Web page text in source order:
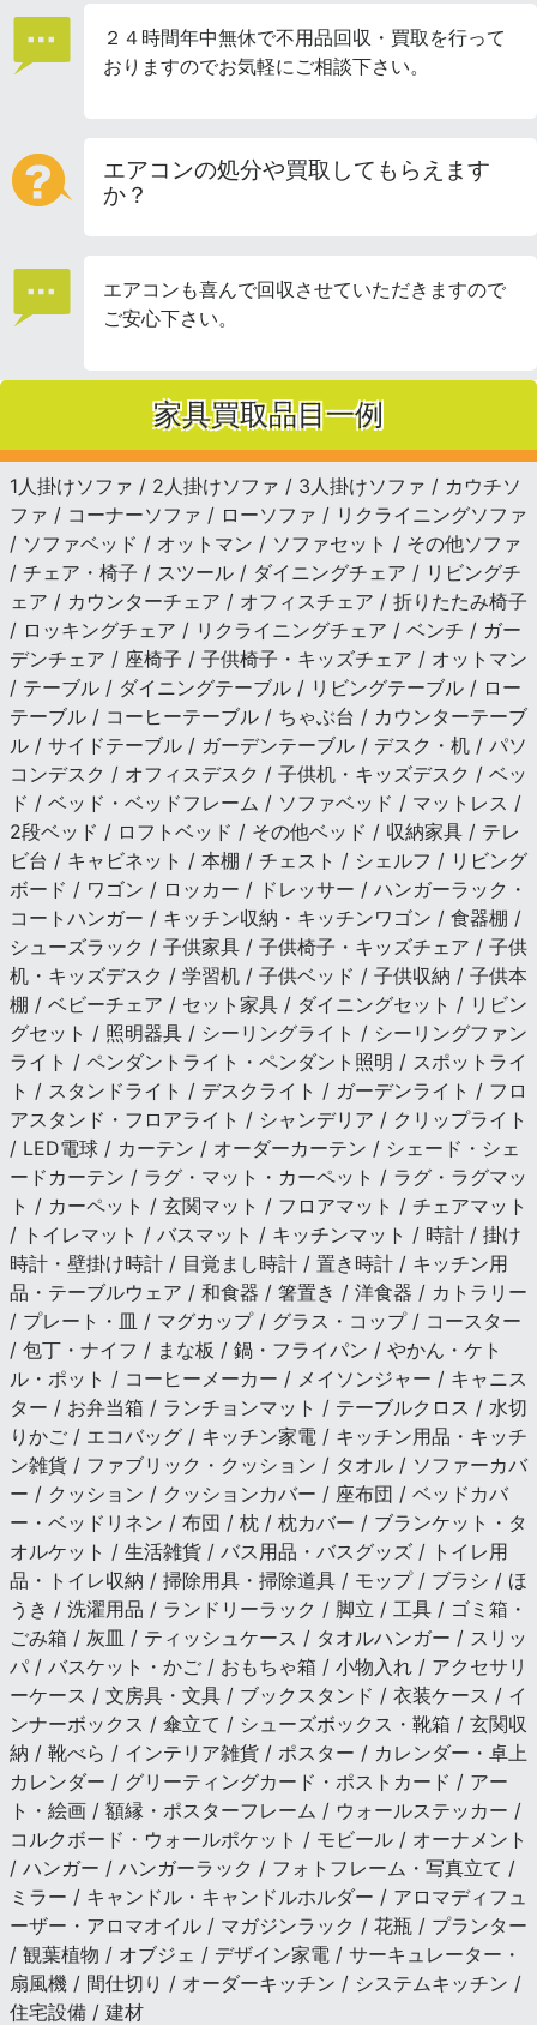
２４時間年中無休で不用品回収・買取を行って
おりますのでお気軽にご相談下さい。
エアコンの処分や買取してもらえます
か？
エアコンも喜んで回収させていただきますので
ご安心下さい。
家具買取品目一例
1人掛けソファ / 2人掛けソファ / 3人掛けソファ / カウチソ
ファ / コーナーソファ / ローソファ / リクライニングソファ
/ ソファベッド / オットマン / ソファセット / その他ソファ
/ チェア・椅子 / スツール / ダイニングチェア / リビングチ
ェア / カウンターチェア / オフィスチェア / 折りたたみ椅子
/ ロッキングチェア / リクライニングチェア / ベンチ / ガー
デンチェア / 座椅子 / 子供椅子・キッズチェア / オットマン
/ テーブル / ダイニングテーブル / リビングテーブル / ロー
テーブル / コーヒーテーブル / ちゃぶ台 / カウンターテーブ
ル / サイドテーブル / ガーデンテーブル / デスク・机 / パソ
コンデスク / オフィスデスク / 子供机・キッズデスク / ベッ
ド / ベッド・ベッドフレーム / ソファベッド / マットレス /
2段ベッド / ロフトベッド / その他ベッド / 収納家具 / テレ
ビ台 / キャビネット / 本棚 / チェスト / シェルフ / リビング
ボード / ワゴン / ロッカー / ドレッサー / ハンガーラック・
コートハンガー / キッチン収納・キッチンワゴン / 食器棚 /
シューズラック / 子供家具 / 子供椅子・キッズチェア / 子供
机・キッズデスク / 学習机 / 子供ベッド / 子供収納 / 子供本
棚 / ベビーチェア / セット家具 / ダイニングセット / リビン
グセット / 照明器具 / シーリングライト / シーリングファン
ライト / ペンダントライト・ペンダント照明 / スポットライ
ト / スタンドライト / デスクライト / ガーデンライト / フロ
アスタンド・フロアライト / シャンデリア / クリップライト
/ LED電球 / カーテン / オーダーカーテン / シェード・シェ
ードカーテン / ラグ・マット・カーペット / ラグ・ラグマッ
ト / カーペット / 玄関マット / フロアマット / チェアマット
/ トイレマット / バスマット / キッチンマット / 時計 / 掛け
時計・壁掛け時計 / 目覚まし時計 / 置き時計 / キッチン用
品・テーブルウェア / 和食器 / 箸置き / 洋食器 / カトラリー
/ プレート・皿 / マグカップ / グラス・コップ / コースター
/ 包丁・ナイフ / まな板 / 鍋・フライパン / やかん・ケト
ル・ポット / コーヒーメーカー / メイソンジャー / キャニス
ター / お弁当箱 / ランチョンマット / テーブルクロス / 水切
りかご / エコバッグ / キッチン家電 / キッチン用品・キッチ
ン雑貨 / ファブリック・クッション / タオル / ソファーカバ
ー / クッション / クッションカバー / 座布団 / ベッドカバ
ー・ベッドリネン / 布団 / 枕 / 枕カバー / ブランケット・タ
オルケット / 生活雑貨 / バス用品・バスグッズ / トイレ用
品・トイレ収納 / 掃除用具・掃除道具 / モップ / ブラシ / ほ
うき / 洗濯用品 / ランドリーラック / 脚立 / 工具 / ゴミ箱・
ごみ箱 / 灰皿 / ティッシュケース / タオルハンガー / スリッ
パ / バスケット・かご / おもちゃ箱 / 小物入れ / アクセサリ
ーケース / 文房具・文具 / ブックスタンド / 衣装ケース / イ
ンナーボックス / 傘立て / シューズボックス・靴箱 / 玄関収
納 / 靴べら / インテリア雑貨 / ポスター / カレンダー・卓上
カレンダー / グリーティングカード・ポストカード / アー
ト・絵画 / 額縁・ポスターフレーム / ウォールステッカー /
コルクボード・ウォールポケット / モビール / オーナメント
/ ハンガー / ハンガーラック / フォトフレーム・写真立て /
ミラー / キャンドル・キャンドルホルダー / アロマディフュ
ーザー・アロマオイル / マガジンラック / 花瓶 / プランター
/ 観葉植物 / オブジェ / デザイン家電 / サーキュレーター・
扇風機 / 間仕切り / オーダーキッチン / システムキッチン /
住宅設備 / 建材